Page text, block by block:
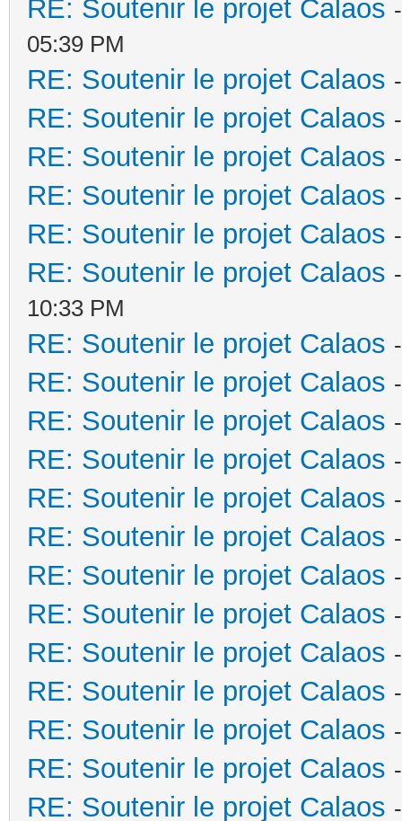
RE: Soutenir le projet Calaos
05:39 PM
RE: Soutenir le projet Calaos
RE: Soutenir le projet Calaos
RE: Soutenir le projet Calaos
RE: Soutenir le projet Calaos
RE: Soutenir le projet Calaos
RE: Soutenir le projet Calaos
10:33 PM
RE: Soutenir le projet Calaos
RE: Soutenir le projet Calaos
RE: Soutenir le projet Calaos
RE: Soutenir le projet Calaos
RE: Soutenir le projet Calaos
RE: Soutenir le projet Calaos
RE: Soutenir le projet Calaos
RE: Soutenir le projet Calaos
RE: Soutenir le projet Calaos
RE: Soutenir le projet Calaos
RE: Soutenir le projet Calaos
RE: Soutenir le projet Calaos
RE: Soutenir le projet Calaos